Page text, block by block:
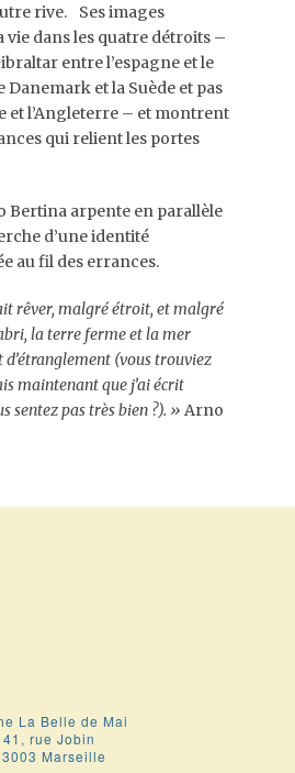
rive. Ses images
vie dans les quatre détroits –
entre l’espagne et le
et la Suède et pas
et l’Angleterre – et montrent
qui relient les portes
Bertina arpente en parallèle
d’une identité
au fil des errances.
rêver, malgré étroit, et malgré
la terre ferme et la mer
(vous trouviez
maintenant que j’ai écrit
sentez pas très bien ?). » Arno
La Belle de Mai
41, rue Jobin
Marseille